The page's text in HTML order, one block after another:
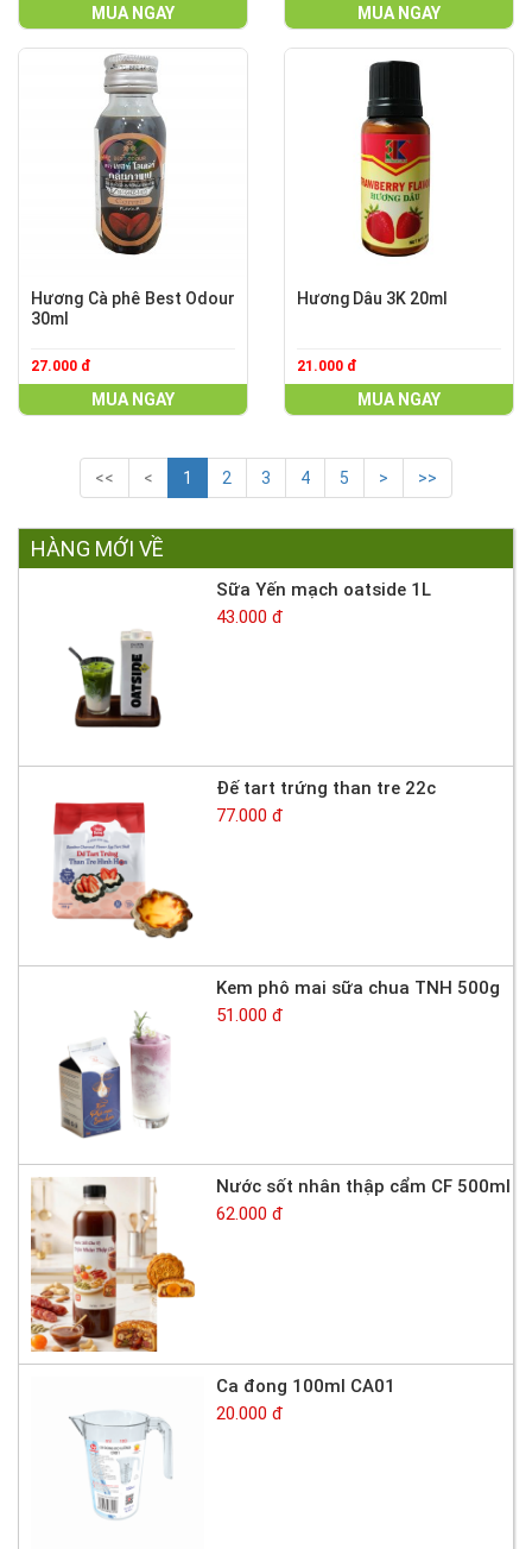
MUA NGAY MUA NGAY
Hương Cà phê Best Odour
30ml
27.000 đ
MUA NGAY
Hương Dâu 3K 20ml
21.000 đ
MUA NGAY
<< < 1 2 3 4 5 > >>
HÀNG MỚI VỀ
Sữa Yến mạch oatside 1L
43.000 đ
Đế tart trứng than tre 22c
77.000 đ
Kem phô mai sữa chua TNH 500g
51.000 đ
Nước sốt nhân thập cẩm CF 500ml
62.000 đ
Ca đong 100ml CA01
20.000 đ